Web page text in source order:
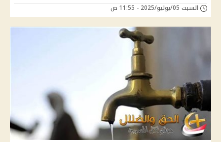
السبت 05/يوليو/2025 - 11:55 ص